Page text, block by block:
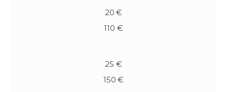
20 €
110 €
25 €
150 €